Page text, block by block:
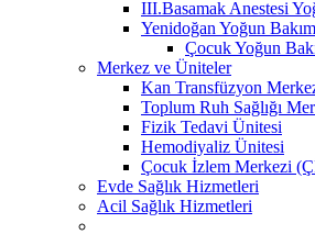
III.Basamak Anestesi
Yenidoğan Yoğun Bakım
Çocuk Yoğun
Merkez ve Üniteler
Kan Transfüzyon
Toplum Ruh Sağlığı
Fizik Tedavi Ünitesi
Hemodiyaliz Ünitesi
Çocuk İzlem Merkezi
Evde Sağlık Hizmetleri
Acil Sağlık Hizmetleri